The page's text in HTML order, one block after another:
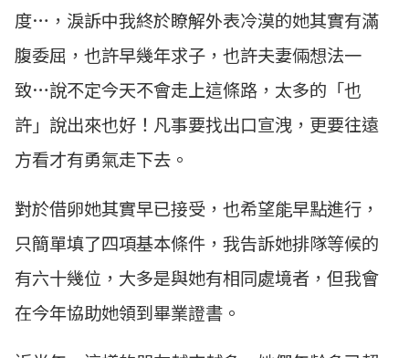
度…，淚訴中我終於瞭解外表冷漠的她其實有滿
腹委屈，也許早幾年求子，也許夫妻倆想法一
致…說不定今天不會走上這條路，太多的「也
許」說出來也好！凡事要找出口宣洩，更要往遠
方看才有勇氣走下去。
對於借卵她其實早已接受，也希望能早點進行，
只簡單填了四項基本條件，我告訴她排隊等候的
有六十幾位，大多是與她有相同處境者，但我會
在今年協助她領到畢業證書。